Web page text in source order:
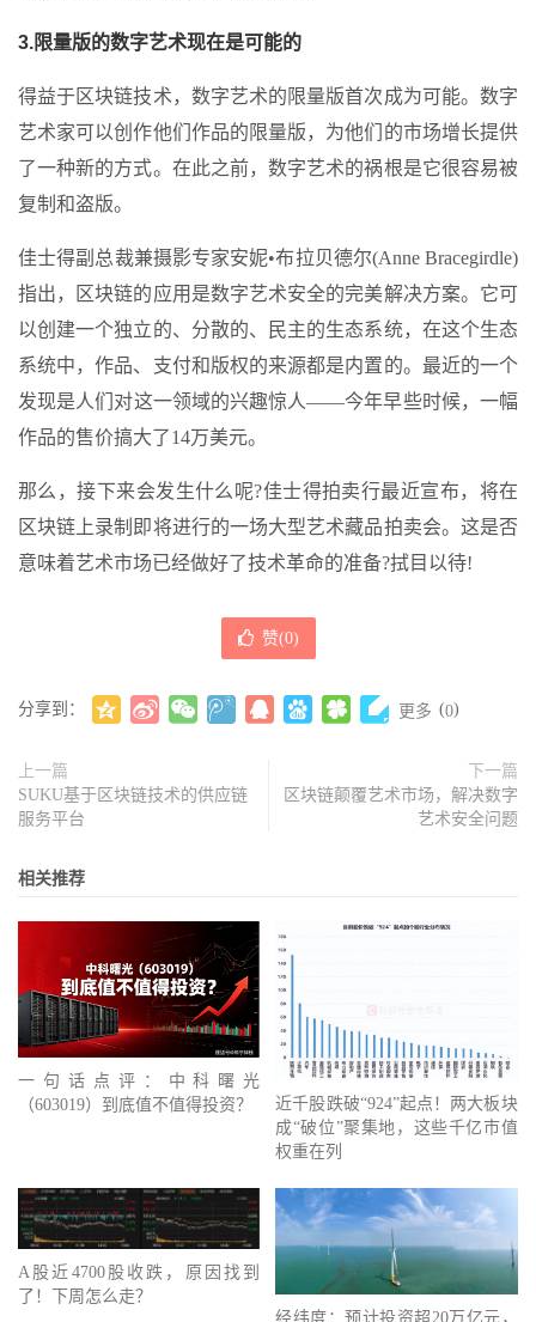
3.限量版的数字艺术现在是可能的
得益于区块链技术，数字艺术的限量版首次成为可能。数字
艺术家可以创作他们作品的限量版，为他们的市场增长提供
了一种新的方式。在此之前，数字艺术的祸根是它很容易被
复制和盗版。
佳士得副总裁兼摄影专家安妮•布拉贝德尔(Anne Bracegirdle)
指出，区块链的应用是数字艺术安全的完美解决方案。它可
以创建一个独立的、分散的、民主的生态系统，在这个生态
系统中，作品、支付和版权的来源都是内置的。最近的一个
发现是人们对这一领域的兴趣惊人——今年早些时候，一幅
作品的售价搞大了14万美元。
那么，接下来会发生什么呢?佳士得拍卖行最近宣布，将在
区块链上录制即将进行的一场大型艺术藏品拍卖会。这是否
意味着艺术市场已经做好了技术革命的准备?拭目以待!
赞(0)
分享到： 更多 (0)
上一篇
SUKU基于区块链技术的供应链
服务平台
下一篇
区块链颠覆艺术市场，解决数字
艺术安全问题
相关推荐
一句话点评：中科曙光
（603019）到底值不值得投资？
近千股跌破“924”起点！两大板块
成“破位”聚集地，这些千亿市值
权重在列
A股近4700股收跌，原因找到
了！下周怎么走？
经纬度：预计投资超20万亿元，